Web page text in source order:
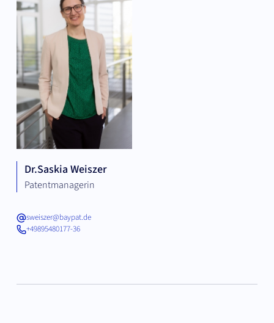
Dr.Saskia Weiszer
Patentmanagerin
sweiszer@baypat.de
+49895480177-36